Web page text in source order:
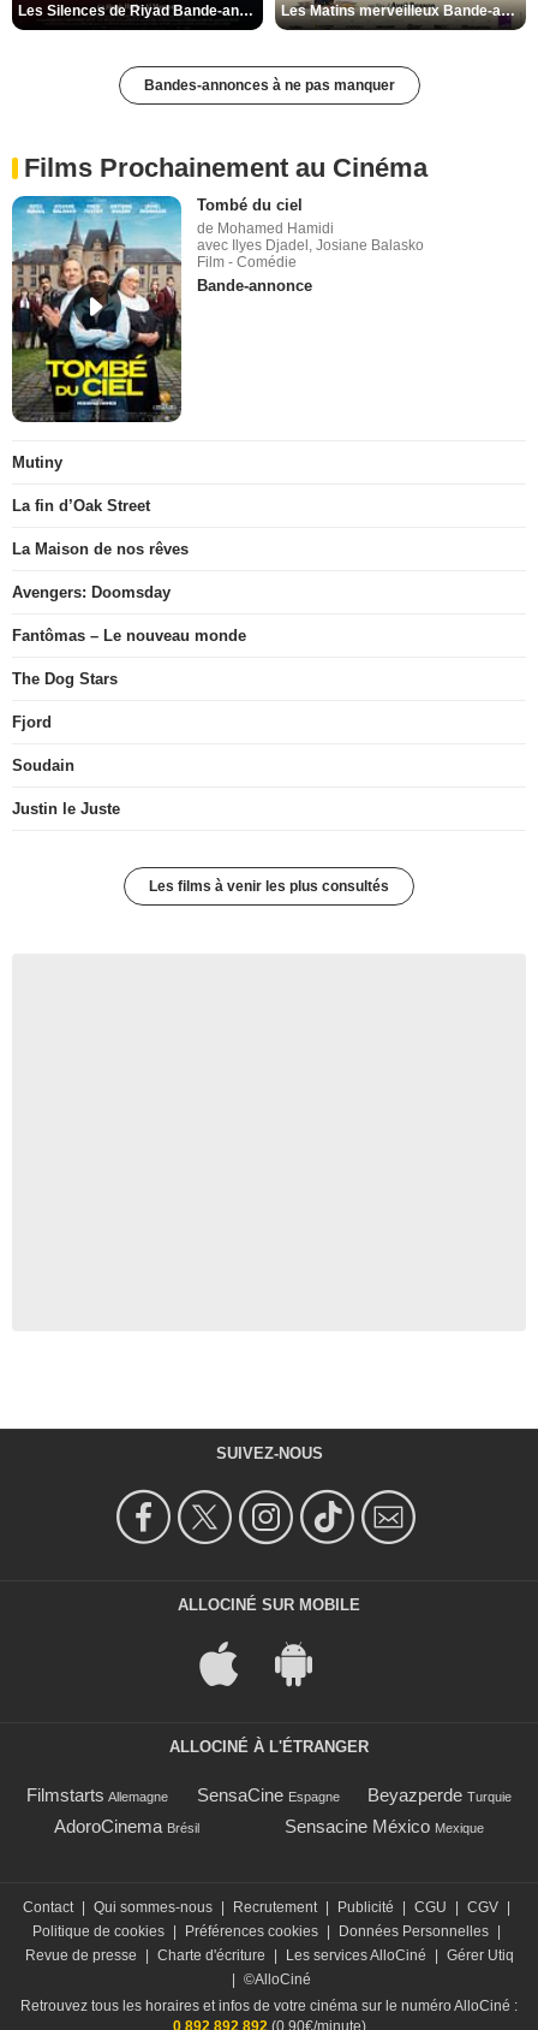
Les Silences de Riyad Bande-annonce VO STFR Les Matins merveilleux Bande-annonce VF
Bandes-annonces à ne pas manquer
Films Prochainement au Cinéma
Tombé du ciel
de Mohamed Hamidi
avec Ilyes Djadel, Josiane Balasko
Film - Comédie
Bande-annonce
Mutiny
La fin d’Oak Street
La Maison de nos rêves
Avengers: Doomsday
Fantômas – Le nouveau monde
The Dog Stars
Fjord
Soudain
Justin le Juste
Les films à venir les plus consultés
SUIVEZ-NOUS
ALLOCINÉ SUR MOBILE
ALLOCINÉ À L'ÉTRANGER
Filmstarts Allemagne SensaCine Espagne Beyazperde Turquie
AdoroCinema Brésil Sensacine México Mexique
Contact Qui sommes-nous Recrutement Publicité CGU CGV
Politique de cookies
Préférences cookies Données Personnelles
Revue de presse
Charte d'écriture Les services AlloCiné
Gérer Utiq
©AlloCiné
Retrouvez tous les horaires et infos de votre cinéma sur le numéro AlloCiné :